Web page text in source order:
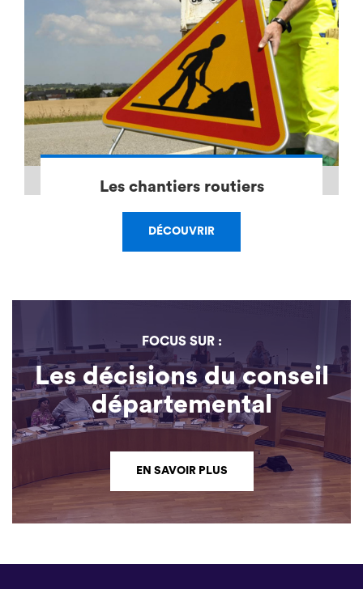
Les chantiers routiers
DÉCOUVRIR
FOCUS SUR :
Les décisions du conseil
départemental
EN SAVOIR PLUS